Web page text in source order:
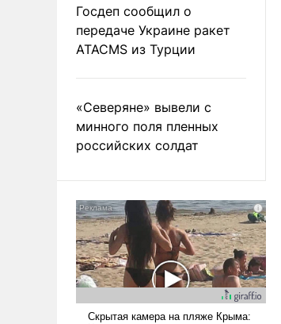
Госдеп сообщил о
передаче Украине ракет
ATACMS из Турции
«Северяне» вывели с
минного поля пленных
российских солдат